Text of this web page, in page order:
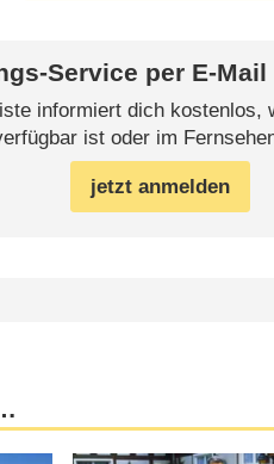
Service per E-Mail
informiert dich kostenlos,
ist oder im
jetzt anmelden